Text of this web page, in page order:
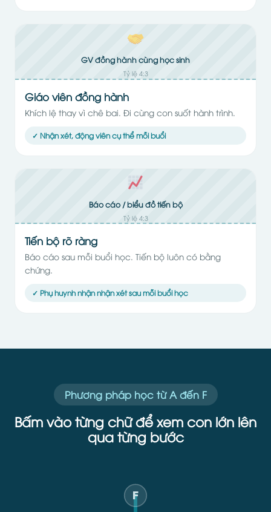
GV đồng hành cùng học sinh
Tỷ lệ 4:3
Giáo viên đồng hành
Khích lệ thay vì chê bai. Đi cùng con suốt hành trình.
✓ Nhận xét, động viên cụ thể mỗi buổi
Báo cáo / biểu đồ tiến bộ
Tỷ lệ 4:3
Tiến bộ rõ ràng
Báo cáo sau mỗi buổi học. Tiến bộ luôn có bằng
chứng.
✓ Phụ huynh nhận nhận xét sau mỗi buổi học
Phương pháp học từ A đến F
Bấm vào từng chữ để xem con lớn lên
qua từng bước
F